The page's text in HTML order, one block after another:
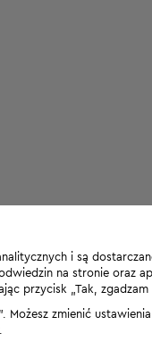
i są
na stronie oraz
przycisk „Tak, zgadzam
Możesz zmienić